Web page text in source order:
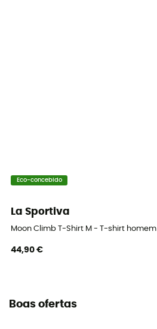
Eco-concebido
La Sportiva
Moon Climb T-Shirt M - T-shirt homem
44,90 €
Boas ofertas